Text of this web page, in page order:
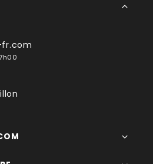
également des sacs à dos
à la fois fonctionnel,
portable de 17 pouces, une
dédiées pour les objets de
idéal pour les